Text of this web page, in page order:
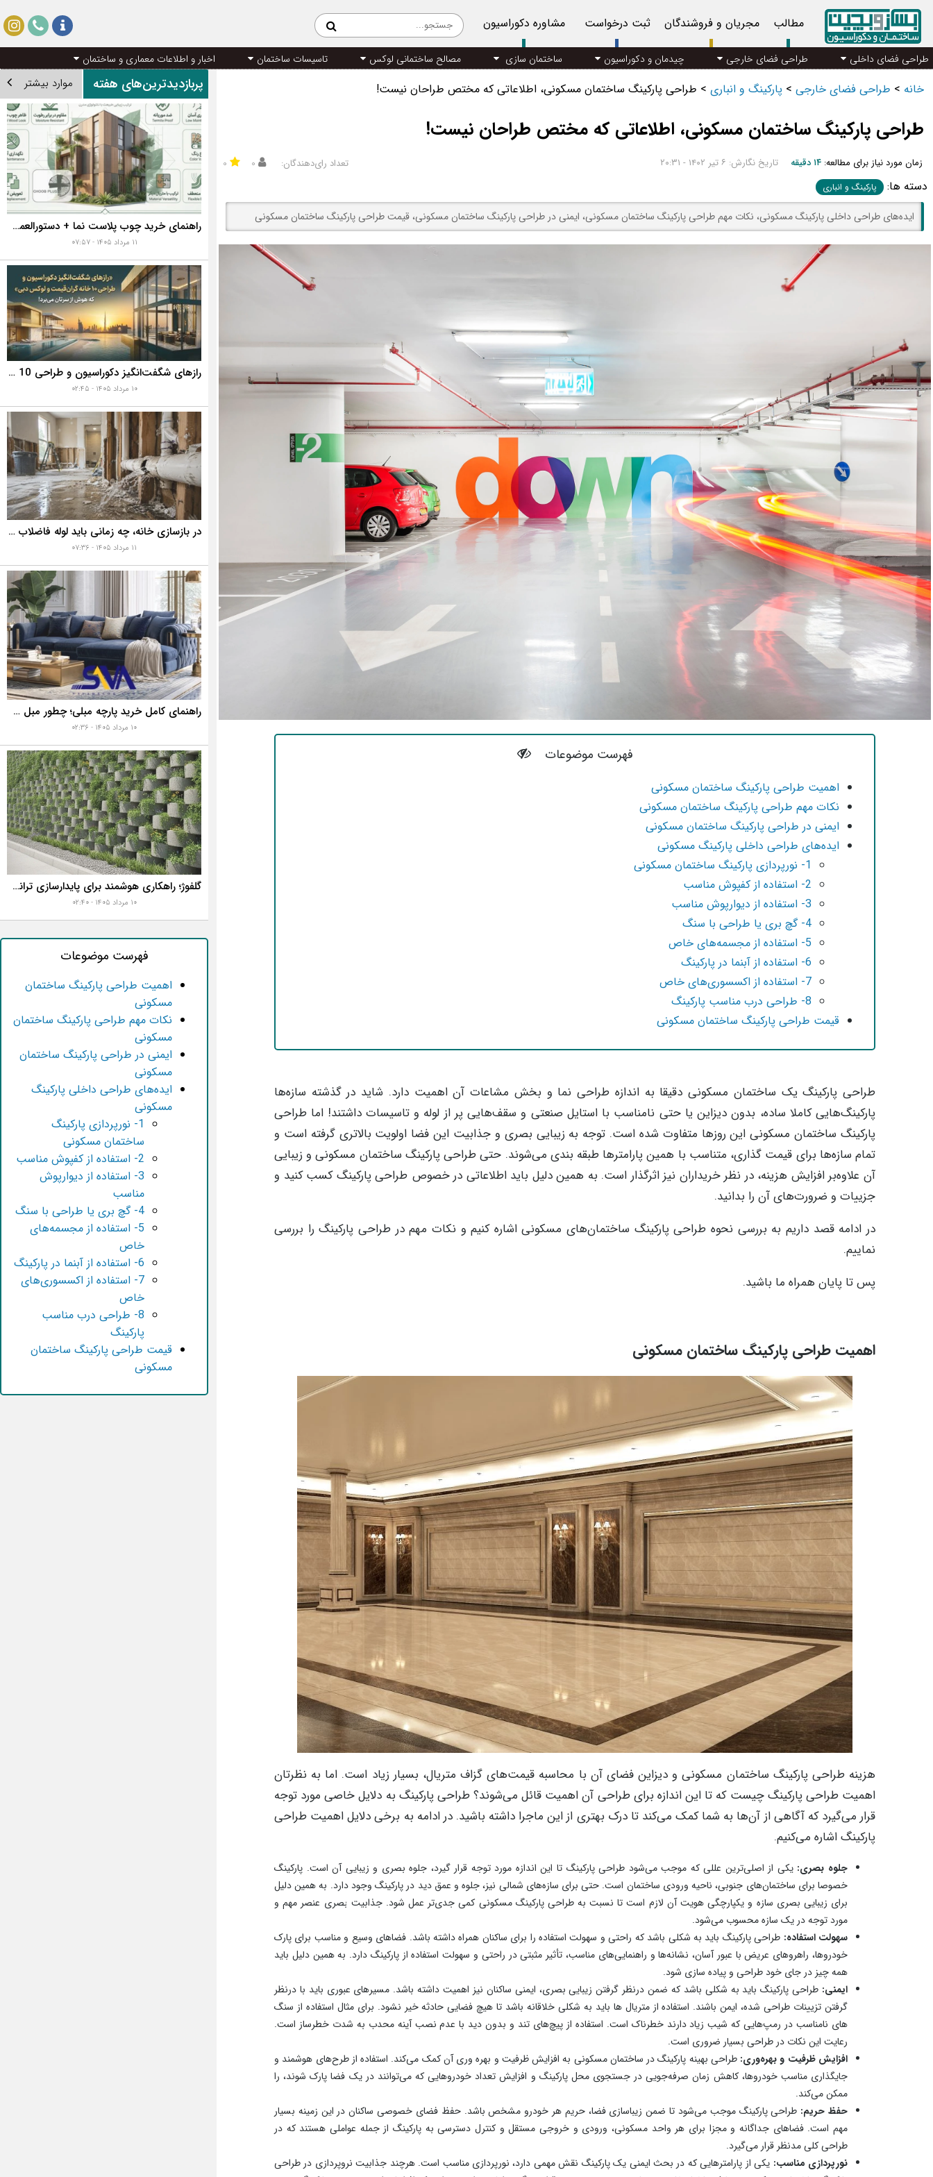
مطالب مجریان و فروشندگان ثبت درخواست مشاوره دکوراسیون
طراحی فضای داخلی طراحی فضای خارجی چیدمان و دکوراسیون ساختمان سازی مصالح ساختمانی لوکس تاسیسات ساختمان اخبار و اطلاعات معماری و ساختمان
خانه > طراحی فضای خارجی > پارکینگ و انباری > طراحی پارکینگ ساختمان مسکونی، اطلاعاتی که مختص طراحان نیست!
طراحی پارکینگ ساختمان مسکونی، اطلاعاتی که مختص طراحان نیست!
زمان مورد نیاز برای مطالعه: ۱۴ دقیقه تاریخ نگارش: ۶ تیر ۱۴۰۲ - ۲۰:۳۱ تعداد رای‌دهندگان: ۰ ۰
دسته ها: پارکینگ و انباری
ایده‌های طراحی داخلی پارکینگ مسکونی، نکات مهم طراحی پارکینگ ساختمان مسکونی، ایمنی در طراحی پارکینگ ساختمان مسکونی، قیمت طراحی پارکینگ ساختمان مسکونی
فهرست موضوعات
اهمیت طراحی پارکینگ ساختمان مسکونی
نکات مهم طراحی پارکینگ ساختمان مسکونی
ایمنی در طراحی پارکینگ ساختمان مسکونی
ایده‌های طراحی داخلی پارکینگ مسکونی
1- نورپردازی پارکینگ ساختمان مسکونی
2- استفاده از کفپوش مناسب
3- استفاده از دیوارپوش مناسب
4- گچ بری یا طراحی با سنگ
5- استفاده از مجسمه‌های خاص
6- استفاده از آبنما در پارکینگ
7- استفاده از اکسسوری‌های خاص
8- طراحی درب مناسب پارکینگ
قیمت طراحی پارکینگ ساختمان مسکونی
طراحی پارکینگ یک ساختمان مسکونی دقیقا به اندازه طراحی نما و بخش مشاعات آن اهمیت دارد. شاید در گذشته سازه‌ها
پارکینگ‌هایی کاملا ساده، بدون دیزاین یا حتی نامناسب با استایل صنعتی و سقف‌هایی پر از لوله و تاسیسات داشتند! اما طراحی
پارکینگ ساختمان مسکونی این روزها متفاوت شده است. توجه به زیبایی بصری و جذابیت این فضا اولویت بالاتری گرفته است و
تمام سازه‌ها برای قیمت گذاری، متناسب با همین پارامترها طبقه بندی می‌شوند. حتی طراحی پارکینگ ساختمان مسکونی و زیبایی
آن علاوه‌بر افزایش هزینه، در نظر خریداران نیز اثرگذار است. به همین دلیل باید اطلاعاتی در خصوص طراحی پارکینگ کسب کنید و
جزییات و ضرورت‌های آن را بدانید.
در ادامه قصد داریم به بررسی نحوه طراحی پارکینگ ساختمان‌های مسکونی اشاره کنیم و نکات مهم در طراحی پارکینگ را بررسی
نماییم.
پس تا پایان همراه ما باشید.
اهمیت طراحی پارکینگ ساختمان مسکونی
هزینه طراحی پارکینگ ساختمان مسکونی و دیزاین فضای آن با محاسبه قیمت‌های گزاف متریال‌، بسیار زیاد است. اما به نظرتان
اهمیت طراحی پارکینگ چیست که تا این اندازه برای طراحی آن اهمیت قائل می‌شوند؟ طراحی پارکینگ به دلایل خاصی مورد توجه
قرار می‌گیرد که آگاهی از آن‌ها به شما کمک می‌کند تا درک بهتری از این ماجرا داشته باشید. در ادامه به برخی دلایل اهمیت طراحی
پارکینگ اشاره می‌کنیم.
جلوه بصری: یکی از اصلی‌ترین عللی که موجب می‌شود طراحی پارکینگ تا این اندازه مورد توجه قرار گیرد، جلوه بصری و زیبایی آن است. پارکینگ
خصوصا برای ساختمان‌های جنوبی، ناحیه ورودی ساختمان است. حتی برای سازه‌های شمالی نیز، جلوه و عمق دید در پارکینگ وجود دارد. به همین دلیل
برای زیبایی بصری سازه و یکپارچگی هویت آن لازم است تا نسبت به طراحی پارکینگ مسکونی کمی جدی‌تر عمل شود. جذابیت بصری عنصر مهم و
مورد توجه در یک سازه محسوب می‌شود.
سهولت استفاده: طراحی پارکینگ باید به شکلی باشد که راحتی و سهولت استفاده را برای ساکنان همراه داشته باشد. فضاهای وسیع و مناسب برای پارک
خودروها، راهروهای عریض با عبور آسان، نشانه‌ها و راهنمایی‌های مناسب، تأثیر مثبتی در راحتی و سهولت استفاده از پارکینگ دارد. به همین دلیل باید
همه چیز در جای خود طراحی و پیاده سازی شود.
ایمنی: طراحی پارکینگ باید به شکلی باشد که ضمن درنظر گرفتن زیبایی بصری، ایمنی ساکنان نیز اهمیت داشته باشد. مسیرهای عبوری باید با درنظر
گرفتن تزیینات طراحی شده، ایمن باشند. استفاده از متریال ها باید به شکلی خلاقانه باشد تا هیچ فضایی حادثه خیر نشود. برای مثال استفاده از سنگ
های نامناسب در رمپ‌هایی که شیب زیاد دارند خطرناک است. استفاده از پیچ‌های تند و بدون دید با عدم نصب آینه محدب به شدت خطرساز است.
رعایت این نکات در طراحی بسیار ضروری است.
افزایش ظرفیت و بهره‌وری:طراحی بهینه پارکینگ در ساختمان مسکونی به افزایش ظرفیت و بهره‌ وری آن کمک می‌کند. استفاده از طرح‌های هوشمند و
جایگذاری مناسب خودروها، کاهش زمان صرفه‌جویی در جستجوی محل پارکینگ و افزایش تعداد خودروهایی که می‌توانند در یک فضا پارک شوند، را
ممکن می‌کند.
حفظ حریم: طراحی پارکینگ موجب می‌شود تا ضمن زیباسازی فضا، حریم هر خودرو مشخص باشد. حفظ فضای خصوصی ساکنان در این زمینه بسیار
مهم است. فضاهای جداگانه و مجزا برای هر واحد مسکونی، ورودی و خروجی مستقل و کنترل دسترسی به پارکینگ از جمله عواملی هستند که در
طراحی کلی مدنظر قرار می‌گیرد.
نورپردازی مناسب: یکی از پارامترهایی که در بحث ایمنی یک پارکینگ نقش مهمی دارد، نورپردازی مناسب است. هرچند جذابیت نروپردازی در طراحی
پربازدیدترین‌های هفته موارد بیشتر
راهنمای خرید چوب پلاست نما + دستورالعمل نصب اصولی
۱۱ مرداد ۱۴۰۵ - ۰۷:۵۷
رازهای شگفت‌انگیز دکوراسیون و طراحی 10 خانه گران‌قیمت و لوکس دبی که هوش از سرتان می‌برد!
۱۰ مرداد ۱۴۰۵ - ۰۲:۴۵
در بازسازی خانه، چه زمانی باید لوله فاضلاب را تعویض کنیم؟ ۷ نشانه‌ای که نباید نادیده بگیرید
۱۱ مرداد ۱۴۰۵ - ۰۷:۳۶
راهنمای کامل خرید پارچه مبلی؛ چطور مبل خانه تان را به رخ همه بکشید؟
۱۰ مرداد ۱۴۰۵ - ۰۲:۳۶
گلفوژ؛ راهکاری هوشمند برای پایدارسازی ترانشه، ساخت دیوار حائل و زیباسازی شهری
۱۰ مرداد ۱۴۰۵ - ۰۲:۴۰
فهرست موضوعات
اهمیت طراحی پارکینگ ساختمان
مسکونی
نکات مهم طراحی پارکینگ ساختمان
مسکونی
ایمنی در طراحی پارکینگ ساختمان
مسکونی
ایده‌های طراحی داخلی پارکینگ
مسکونی
1- نورپردازی پارکینگ
ساختمان مسکونی
2- استفاده از کفپوش مناسب
3- استفاده از دیوارپوش
مناسب
4- گچ بری یا طراحی با سنگ
5- استفاده از مجسمه‌های
خاص
6- استفاده از آبنما در پارکینگ
7- استفاده از اکسسوری‌های
خاص
8- طراحی درب مناسب
پارکینگ
قیمت طراحی پارکینگ ساختمان
مسکونی